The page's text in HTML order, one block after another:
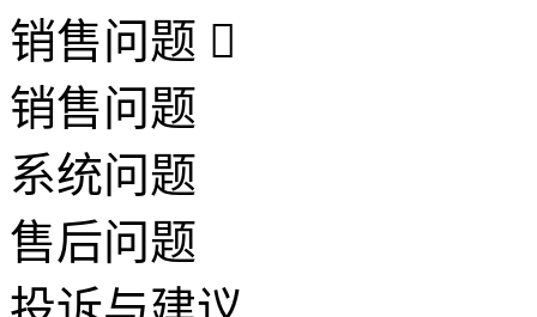
销售问题
销售问题
系统问题
售后问题